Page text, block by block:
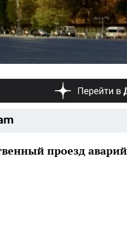
проезд